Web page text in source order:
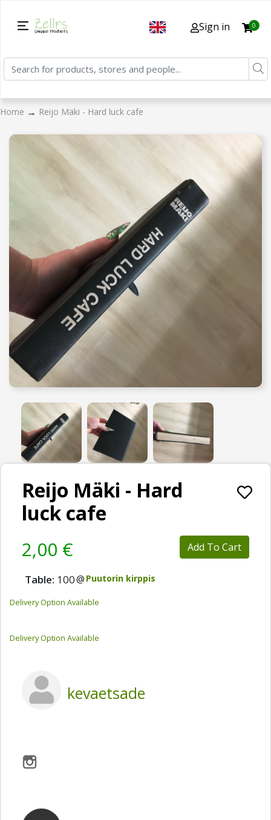
Sign in 0
Home → Reijo Mäki - Hard luck cafe
Reijo Mäki - Hard
luck cafe
2,00 € Add To Cart
Table: 100@ Puutorin kirppis
Delivery Option Available
Delivery Option Available
kevaetsade